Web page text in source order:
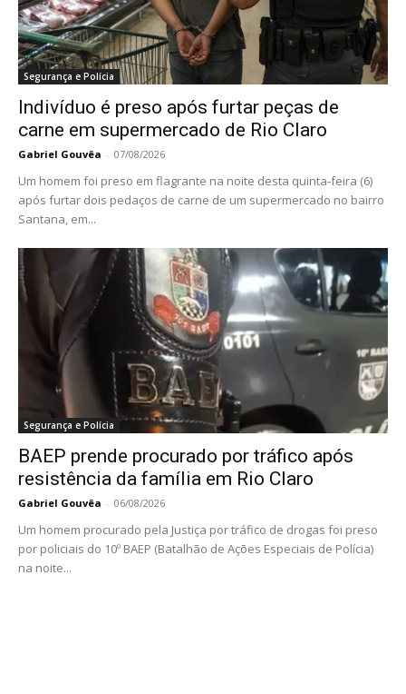
Segurança e Polícia
Indivíduo é preso após furtar peças de
carne em supermercado de Rio Claro
Gabriel Gouvêa - 07/08/2026
Um homem foi preso em flagrante na noite desta quinta-feira (6)
após furtar dois pedaços de carne de um supermercado no bairro
Santana, em...
Segurança e Polícia
BAEP prende procurado por tráfico após
resistência da família em Rio Claro
Gabriel Gouvêa - 06/08/2026
Um homem procurado pela Justiça por tráfico de drogas foi preso
por policiais do 10º BAEP (Batalhão de Ações Especiais de Polícia)
na noite...